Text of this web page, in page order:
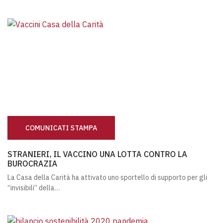
COMUNICATI STAMPA
STRANIERI, IL VACCINO UNA LOTTA CONTRO LA
BUROCRAZIA
La Casa della Carità ha attivato uno sportello di supporto per gli
“invisibili” della…